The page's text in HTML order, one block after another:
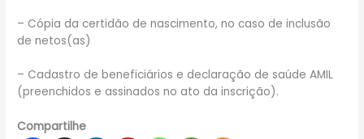
– Cópia da certidão de nascimento, no caso de inclusão
de netos(as)
– Cadastro de beneficiários e declaração de saúde AMIL
(preenchidos e assinados no ato da inscrição).
Compartilhe